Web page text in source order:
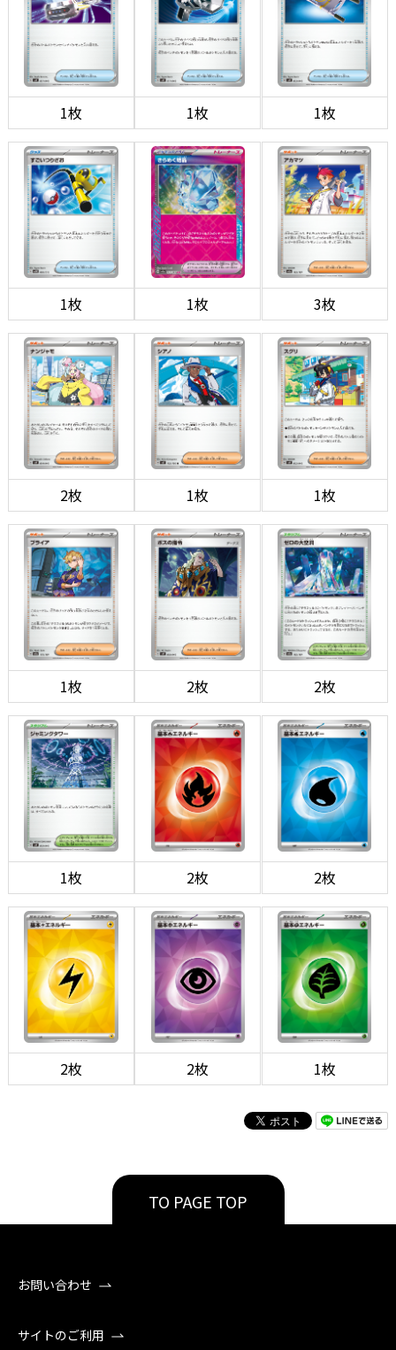
1枚 1枚 1枚
1枚 1枚 3枚
2枚 1枚 1枚
1枚 2枚 2枚
1枚 2枚 2枚
2枚 2枚 1枚
TO PAGE TOP
お問い合わせ
サイトのご利用